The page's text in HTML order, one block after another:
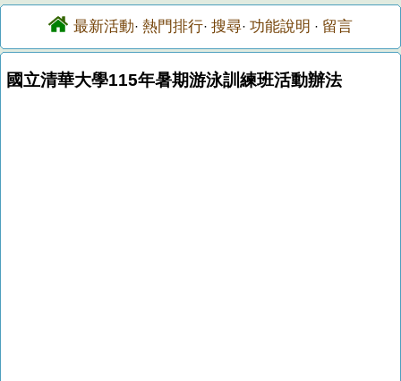
最新活動· 熱門排行· 搜尋· 功能說明 · 留言
國立清華大學115年暑期游泳訓練班活動辦法